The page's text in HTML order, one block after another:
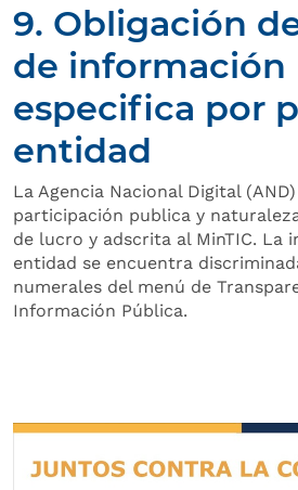
9. Obligación
de información
especifica por
entidad
La Agencia Nacional Digital
participación publica y
de lucro y adscrita al MinTIC. La
entidad se encuentra
numerales del menú de
Información Pública.